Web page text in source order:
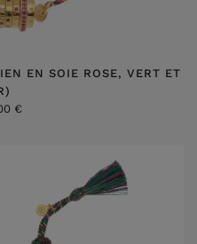
EN SOIE ROSE, VERT ET
€